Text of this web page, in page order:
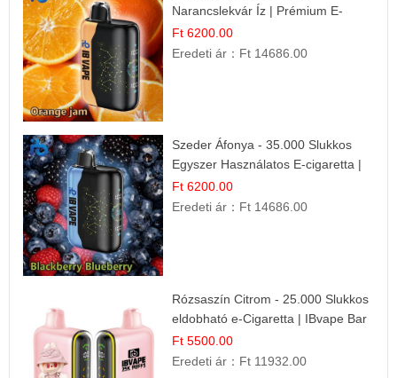
Narancslekvár Íz | Prémium E-
cigaretta
Ft 6200.00
Eredeti ár： Ft 14686.00
Szeder Áfonya - 35.000 Slukkos
Egyszer Használatos E-cigaretta |
Prémium Ízélmény
Ft 6200.00
Eredeti ár： Ft 14686.00
Rózsaszín Citrom - 25.000 Slukkos
eldobható e-Cigaretta | IBvape Bar
Ft 5500.00
Eredeti ár： Ft 11932.00